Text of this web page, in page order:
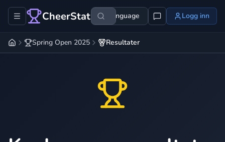
CheerStats Language Logg inn
Spring Open 2025 Resultater